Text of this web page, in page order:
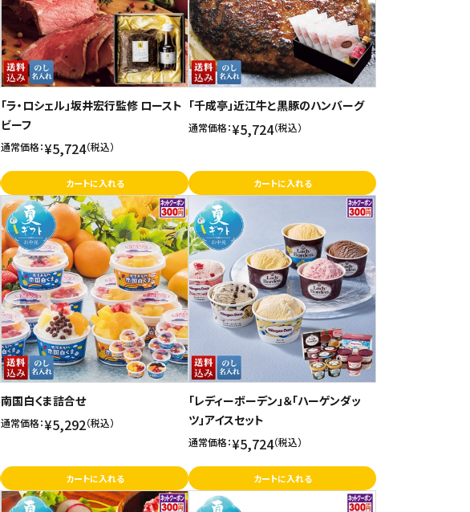
「ラ・ロシェル」坂井宏行監修 ロースト
ビーフ
通常価格：¥5,724（税込）
カートに入れる
「千成亭」近江牛と黒豚のハンバーグ
通常価格：¥5,724（税込）
カートに入れる
南国白くま詰合せ
通常価格：¥5,292（税込）
カートに入れる
「レディーボーデン」＆「ハーゲンダッ
ツ」アイスセット
通常価格：¥5,724（税込）
カートに入れる